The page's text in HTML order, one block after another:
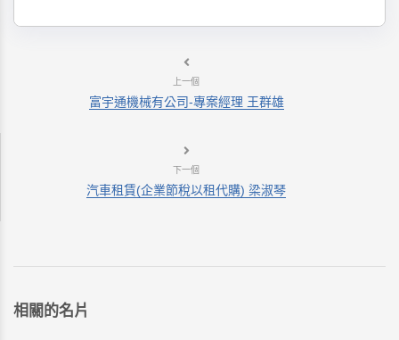
上一個
富宇通機械有公司-專案經理 王群雄
下一個
汽車租賃(企業節稅以租代購) 梁淑琴
相關的名片